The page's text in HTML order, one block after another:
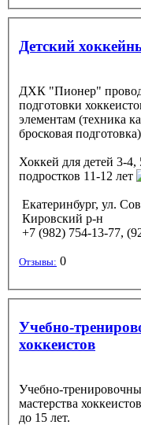
Детский
ДХК "Пионер"
подготовки
элементам (техника
бросковая
Хоккей для детей 3-
подростков 11-12 лет
Екатеринбург, ул.
Кировский р-н
+7 (982) 754-13-77,
Отзывы: 0
Учебно-
хоккеистов
Учебно-
мастерства
до 15 лет.